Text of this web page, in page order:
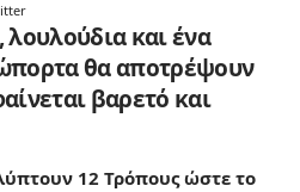
και ένα
θα αποτρέψουν
βαρετό και
12 Τρόπους ώστε το